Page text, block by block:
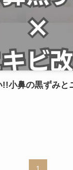
!!小鼻の黒ずみと